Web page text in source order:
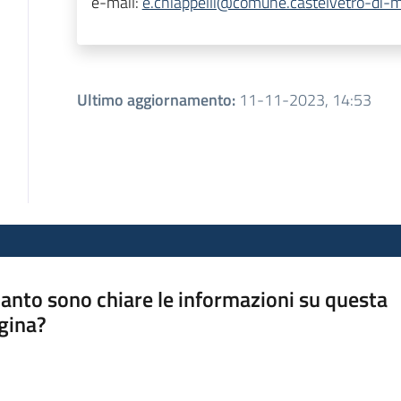
Ultimo aggiornamento: 11-11-2023, 14:53
sono chiare le informazioni su questa